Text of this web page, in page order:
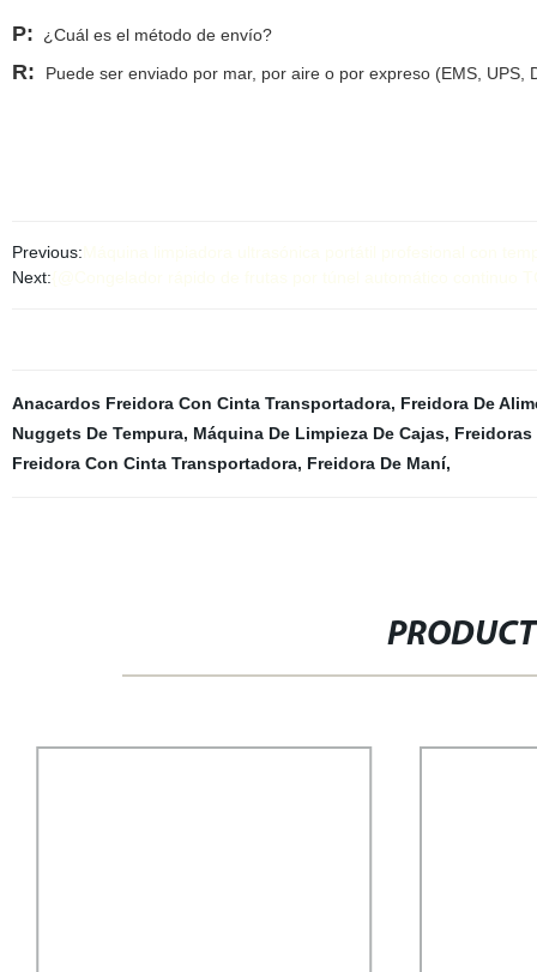
P: ¿Cuál es el método de envío?
R: Puede ser enviado por mar, por aire o por expreso (EMS, UPS,
Previous:
Next:
Anacardos Freidora Con Cinta Transportadora, Freidora De
Nuggets De Tempura, Máquina De Limpieza De Cajas, Freidoras
Freidora Con Cinta Transportadora, Freidora De Maní,